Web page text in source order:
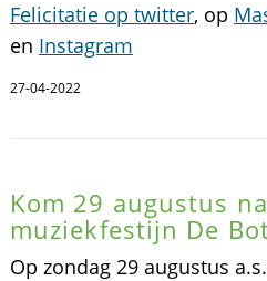
Felicitatie op twitter, op
en Instagram
27-04-2022
Kom 29 augustus
muziekfestijn De
Op zondag 29 augustus